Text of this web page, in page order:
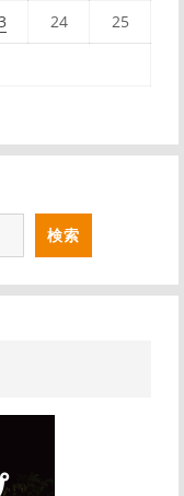
24 25
検索